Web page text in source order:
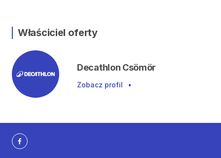
Właściciel oferty
Decathlon Csömör
Zobacz profil •